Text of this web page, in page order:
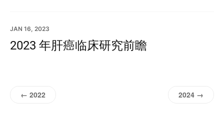
JAN 16, 2023
2023 年肝癌临床研究前瞻
← 2022 2024 →